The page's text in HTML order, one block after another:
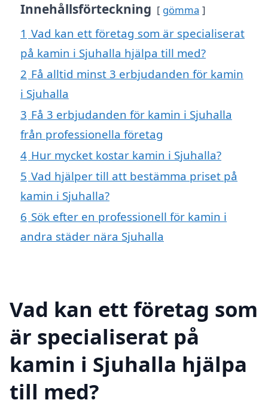
Innehållsförteckning gömma
1 Vad kan ett företag som är specialiserat
på kamin i Sjuhalla hjälpa till med?
2 Få alltid minst 3 erbjudanden för kamin
i Sjuhalla
3 Få 3 erbjudanden för kamin i Sjuhalla
från professionella företag
4 Hur mycket kostar kamin i Sjuhalla?
5 Vad hjälper till att bestämma priset på
kamin i Sjuhalla?
6 Sök efter en professionell för kamin i
andra städer nära Sjuhalla
Vad kan ett företag som
är specialiserat på
kamin i Sjuhalla hjälpa
till med?